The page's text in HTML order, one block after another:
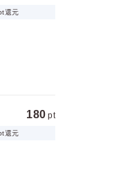
還元
180 pt
還元